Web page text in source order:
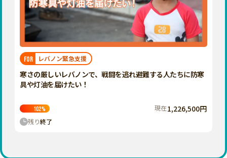
栃木
群馬
千葉
神奈川
徳島 香川 愛媛 高知
九州・沖縄
福岡 佐賀 長崎
宮崎
FOR レバノン緊急支援
寒さの厳しいレバノンで、戦闘を逃れ避難する人たちに防寒
具や灯油を届けたい！
102% 現在1,226,500円
残り終了